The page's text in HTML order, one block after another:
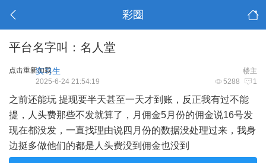
彩圈
平台名字叫：名人堂
点击重新加载 楼主
实习生
5288 1
2025-6-24 21:54:19
之前还能玩 提现要半天甚至一天才到账，反正我有过不能
提，人头费那些不发就算了，月佣金5月份的佣金说16号发
现在都没发，一直找理由说四月份的数据没处理过来，我身
边挺多做他们的都是人头费没到佣金也没到